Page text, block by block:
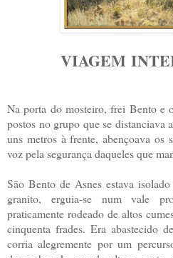
VIAGEM
Na porta do mosteiro, frei Bento e
postos no grupo que se distanciava
uns metros à frente, abençoava os
voz pela segurança daqueles que
São Bento de Asnes estava
granito, erguia-se num vale
praticamente rodeado de altos
cinquenta frades. Era abastecido
corria alegremente por um